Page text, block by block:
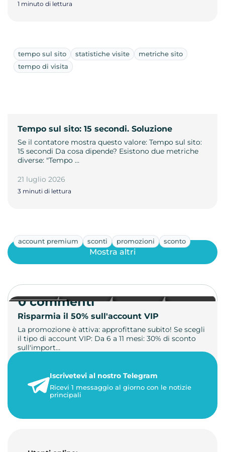
1 minuto di lettura
tempo sul sito statistiche visite
metriche sito
tempo di visita
Tempo sul sito: 15 secondi. Soluzione
Se il contatore mostra questo valore: Tempo sul sito:
15 secondi Da cosa dipende? Esistono due metriche
diverse: "Tempo …
21 luglio 2026
3 minuti di lettura
account premium sconti promozioni sconto
Risparmia il 50% sull'account VIP
La promozione è attiva: approfittane subito! Se scegli
il tipo di account VIP: Da 6 a 11 mesi: 30% di sconto
sull'import…
1 minuto di lettura
Mostra altri
0 commenti
Iscrivetevi al nostro Telegram
Ricevi 1 messaggio al giorno con le notizie
principali